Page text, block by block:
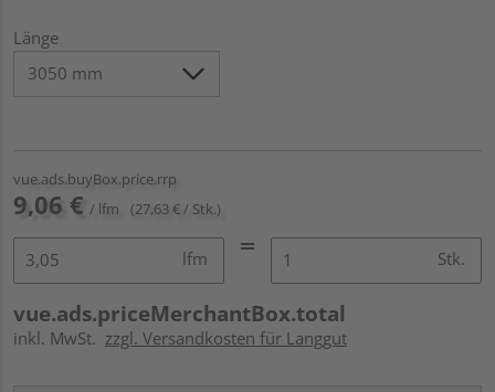
Länge
vue.ads.buyBox.price.rrp
9,06 € / lfm (27,63 € / Stk.)
lfm Stk.
vue.ads.priceMerchantBox.total
inkl. MwSt. zzgl. Versandkosten für Langgut